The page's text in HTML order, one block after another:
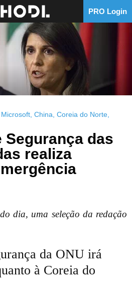
PRO Login
Microsoft China Coreia do Norte
Segurança das
realiza
dia, uma seleção da redação
da ONU irá
à Coreia do